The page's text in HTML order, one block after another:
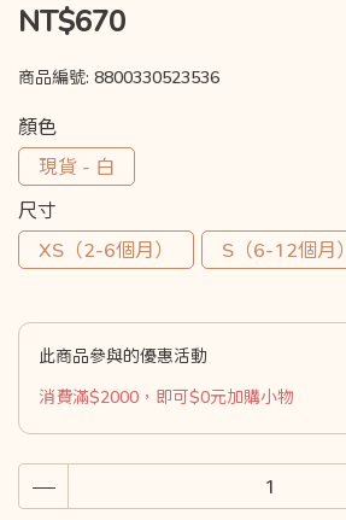
NT$670
商品編號: 8800330523536
顏色
現貨 - 白
尺寸
XS（2-6個月）
S（6-12個月）
此商品參與的優惠活動
消費滿$2000，即可$0元加購小物